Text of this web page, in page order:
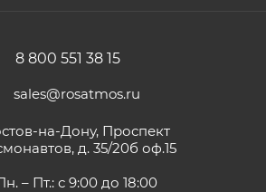
8 800 551 38 15
sales@rosatmos.ru
на-Дону, Проспект
д. 35/20б оф.15
– Пт.: с 9:00 до 18:00